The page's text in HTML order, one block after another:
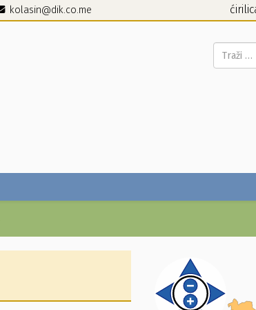
kolasin@dik.co.me